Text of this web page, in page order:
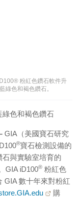
粉紅色鑽石軟件升
綠色和褐色鑽石。
色和褐色鑽石
GIA（美國寶石研究
®寶石檢測設備的
與實驗室培育的
GIA iD100® 粉紅色
GIA 數十年來對粉紅
購